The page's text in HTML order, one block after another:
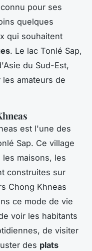
pour ses
quelques
qui souhaitent
. Le lac Tonlé Sap,
du Sud-Est,
amateurs de
est l'une des
Sap. Ce village
les maisons, les
construites sur
Chong Khneas
ce mode de vie
voir les habitants
de visiter
des plats